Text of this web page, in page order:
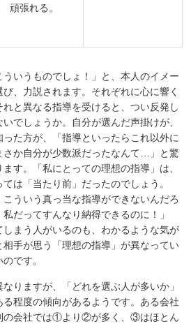
頑張れる。
いうものでしょ！」と、本人のイメー
、力説されます。それぞれに心に響く
と異なる指導を受けると、つい反発し
でしょうか。自分が選んだ声掛けが、
た方が、「指導といったらこれ以外に
さか自分が少数派だったなんて…」と驚
す。「私にとっての理想の指導」は、
は「当たり前」だったのでしょう。
こういう真っ当な指導ができないんだろ
だってすんなり納得できるのに！」
まう人がいるのも、わかるような気が
相手が思う「理想の指導」が異なってい
です。
りますが、「どれを選ぶ人が多いか」
程度の傾向があるようです。ある会社
の会社では①より②が多く、③はほとん